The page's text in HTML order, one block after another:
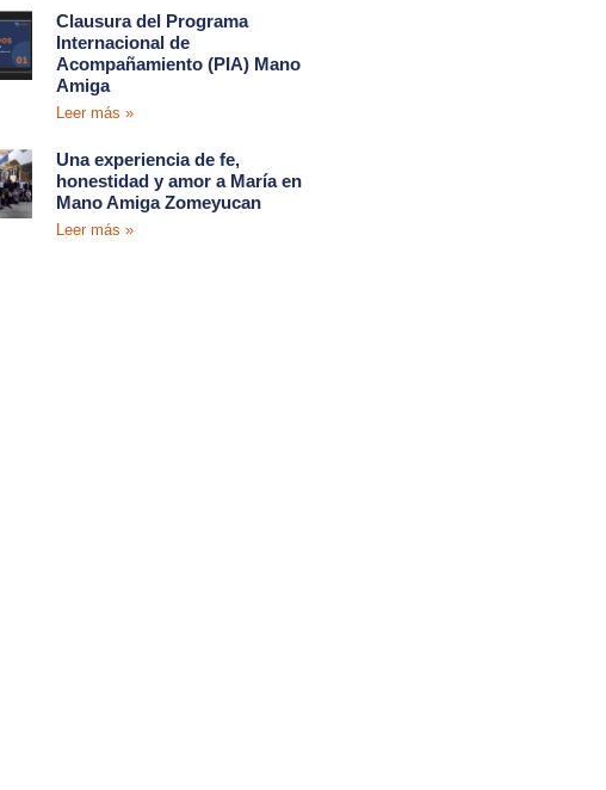
Clausura del Programa
Internacional de
Acompañamiento (PIA) Mano
Amiga
Leer más »
Una experiencia de fe,
honestidad y amor a María en
Mano Amiga Zomeyucan
Leer más »